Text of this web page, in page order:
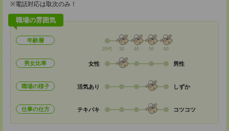
※電話対応は取次のみ！
職場の雰囲気
年齢層
20代 30 40 50 60
男女比率 女性 男性
職場の様子 活気あり しずか
仕事の仕方 テキパキ コツコツ